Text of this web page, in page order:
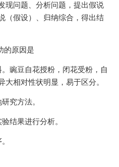
现问题、分析问题，提出假说
（假设）、归纳综合，得出结
原因是
豌豆自花授粉，闭花受粉，自
大相对性状明显，易于区分。
究方法。
结果进行分析。